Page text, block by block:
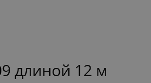
длиной 12 м